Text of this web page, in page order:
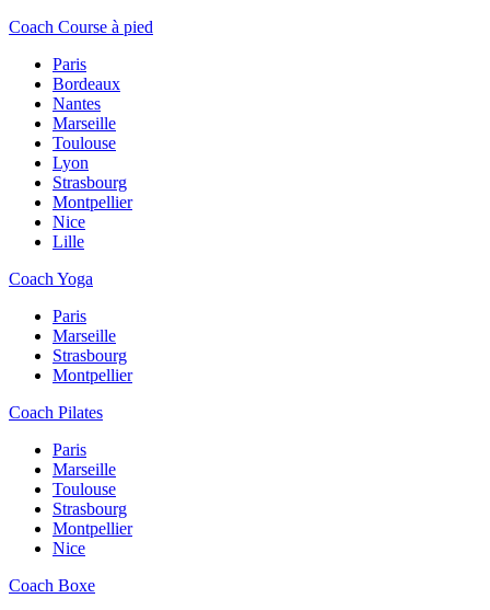
Coach Course à pied
Paris
Bordeaux
Nantes
Marseille
Toulouse
Lyon
Strasbourg
Montpellier
Nice
Lille
Coach Yoga
Paris
Marseille
Strasbourg
Montpellier
Coach Pilates
Paris
Marseille
Toulouse
Strasbourg
Montpellier
Nice
Coach Boxe